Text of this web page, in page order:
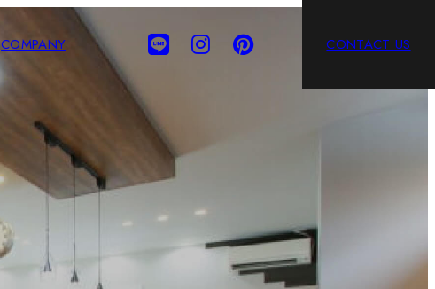
COMPANY CONTACT US